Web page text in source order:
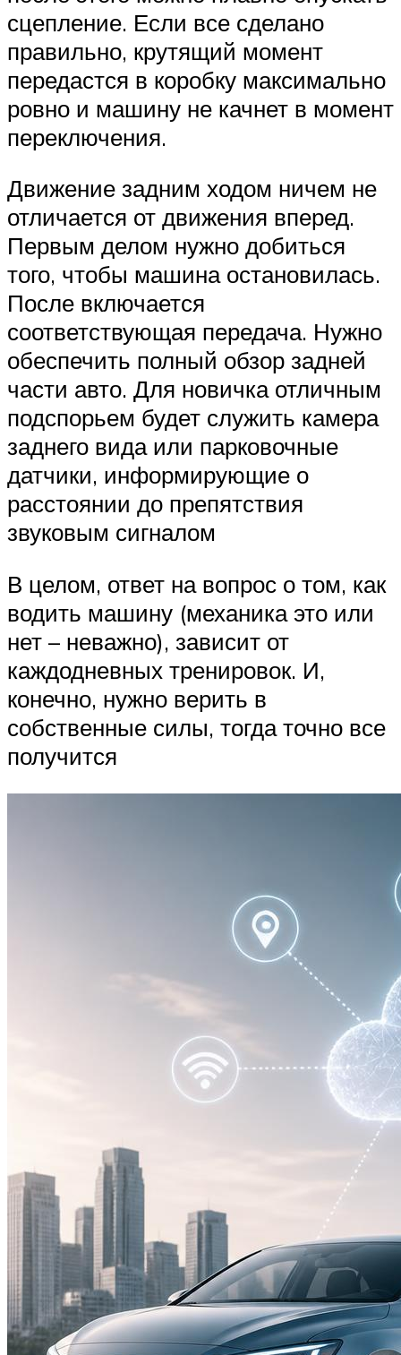
сцепление. Если все сделано
правильно, крутящий момент
передастся в коробку максимально
ровно и машину не качнет в момент
переключения.
Движение задним ходом ничем не
отличается от движения вперед.
Первым делом нужно добиться
того, чтобы машина остановилась.
После включается
соответствующая передача. Нужно
обеспечить полный обзор задней
части авто. Для новичка отличным
подспорьем будет служить камера
заднего вида или парковочные
датчики, информирующие о
расстоянии до препятствия
звуковым сигналом
В целом, ответ на вопрос о том, как
водить машину (механика это или
нет – неважно), зависит от
каждодневных тренировок. И,
конечно, нужно верить в
собственные силы, тогда точно все
получится